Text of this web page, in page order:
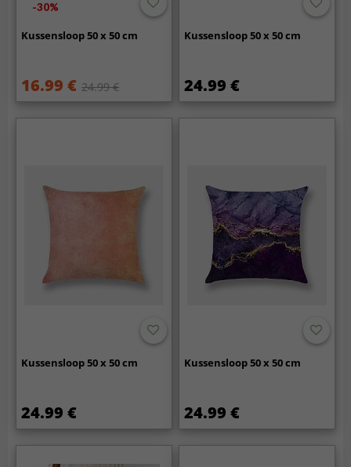
-30%
Kussensloop 50 x 50 cm
16.99 € 24.99 €
Kussensloop 50 x 50 cm
24.99 €
Kussensloop 50 x 50 cm
24.99 €
Kussensloop 50 x 50 cm
24.99 €